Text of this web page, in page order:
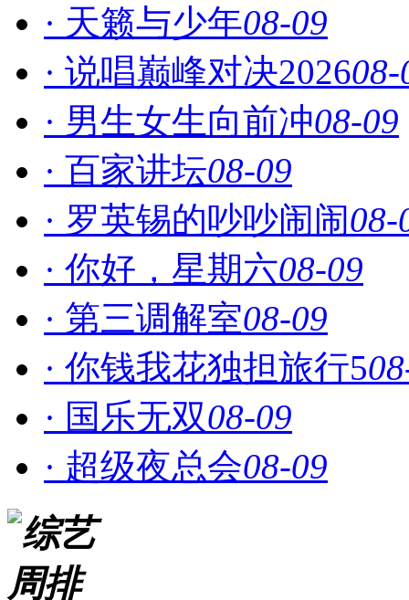
· 天籁与少年08-09
· 说唱巅峰对决202608-
· 男生女生向前冲08-09
· 百家讲坛08-09
· 罗英锡的吵吵闹闹08-
· 你好，星期六08-09
· 第三调解室08-09
· 你钱我花独担旅行5
· 国乐无双08-09
· 超级夜总会08-09